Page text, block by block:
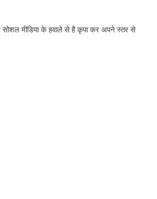
मीडिया के हवाले से है कृपा कर अपने स्तर से